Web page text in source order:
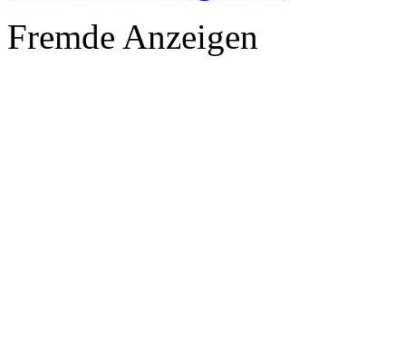
Fremde Anzeigen